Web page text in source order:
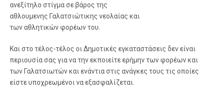
ανεξίτηλο στίγμα σε βάρος της
αθλουμενης Γαλατσιώτικης νεολαίας και
των αθλητικών φορέων του.
Και στο τέλος-τέλος οι Δημοτικές εγκαταστάσεις δεν είναι
περιουσία σας για να την εκποιείτε ερήμην των φορέων και
των Γαλατσιωτών και ενάντια στις ανάγκες τους τις οποίες
είστε υποχρεωμένοι να εξασφαλίζεται.